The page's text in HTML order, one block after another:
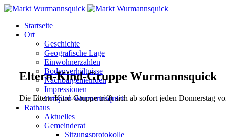
Startseite
Ort
Geschichte
Geografische Lage
Einwohnerzahlen
Bodenverhältnisse
Nachbargemeinden
Impressionen
Ortsplan Wurmannsquick
Rathaus
Aktuelles
Gemeinderat
Sitzungsprotokolle
Eltern-Kind-Gruppe Wurmannsquick
Die Eltern-Kind-Gruppe trifft sich ab sofort jeden Donnerstag